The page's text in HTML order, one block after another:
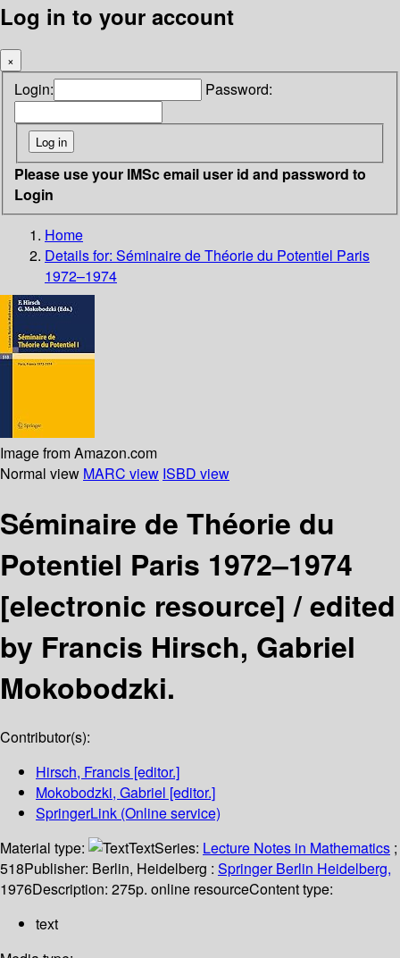
Log in to your account
×
Login: Password:
Please use your IMSc email user id and password to
Login
Home
Details for: Séminaire de Théorie du Potentiel Paris
1972–1974
Image from Amazon.com
Normal view MARC view ISBD view
Séminaire de Théorie du
Potentiel Paris 1972–1974
[electronic resource] /edited
by Francis Hirsch, Gabriel
Mokobodzki.
Contributor(s):
Hirsch, Francis [editor.]
Mokobodzki, Gabriel [editor.]
SpringerLink (Online service)
Material type:
TextSeries: Lecture Notes in Mathematics ;
518Publisher: Berlin, Heidelberg : Springer Berlin Heidelberg,
1976Description: 275p. online resourceContent type:
text